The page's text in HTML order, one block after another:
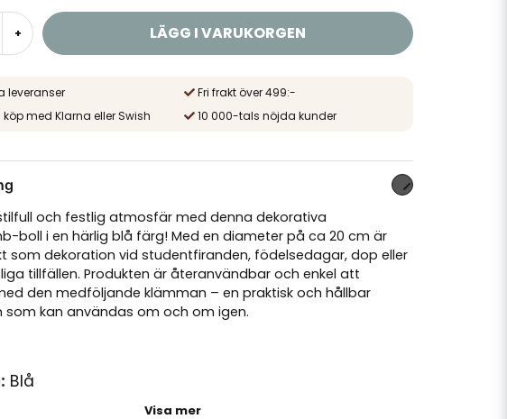
+ LÄGG I VARUKORGEN
leveranser
Fri frakt över 499:-
med Klarna eller Swish
10 000-tals nöjda kunder
och festlig atmosfär med denna dekorativa
boll i en härlig blå färg! Med en diameter på ca 20 cm är
som dekoration vid studentfiranden, födelsedagar, dop eller
tillfällen. Produkten är återanvändbar och enkel att
den medföljande klämman – en praktisk och hållbar
som kan användas om och om igen.
Blå
Diameter ca 20 cm
Visa mer